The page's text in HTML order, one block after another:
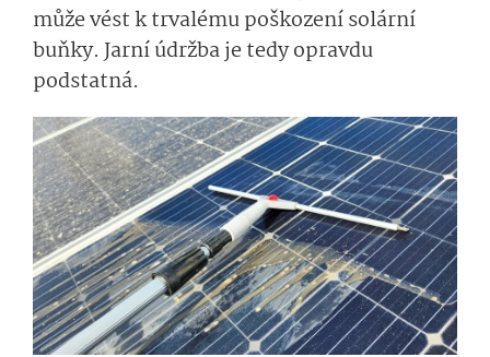
může vést k trvalému poškození solární
buňky. Jarní údržba je tedy opravdu
podstatná.